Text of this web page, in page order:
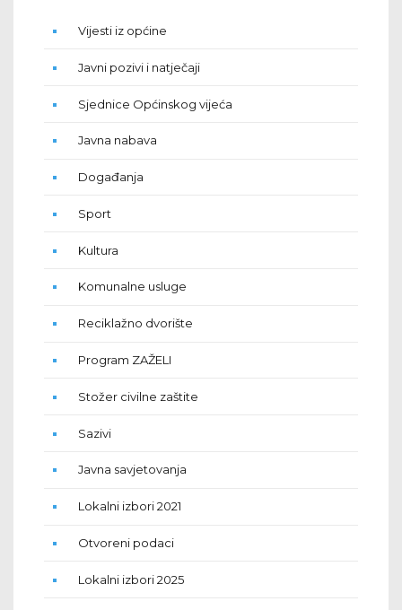
Vijesti iz općine
Javni pozivi i natječaji
Sjednice Općinskog vijeća
Javna nabava
Događanja
Sport
Kultura
Komunalne usluge
Reciklažno dvorište
Program ZAŽELI
Stožer civilne zaštite
Sazivi
Javna savjetovanja
Lokalni izbori 2021
Otvoreni podaci
Lokalni izbori 2025